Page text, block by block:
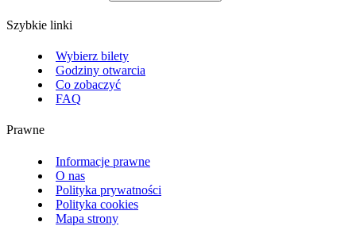
Szybkie linki
Wybierz bilety
Godziny otwarcia
Co zobaczyć
FAQ
Prawne
Informacje prawne
O nas
Polityka prywatności
Polityka cookies
Mapa strony